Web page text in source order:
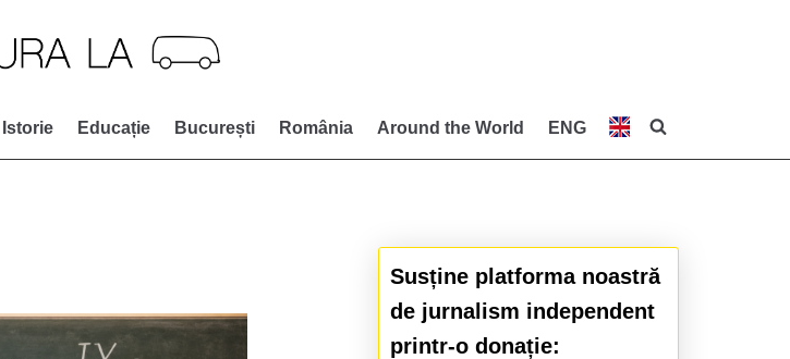
Istorie Educație București România Around the World ENG
Susține platforma noastră
de jurnalism independent
printr-o donație: